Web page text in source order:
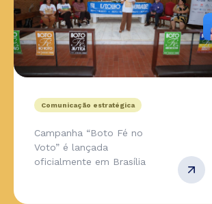
Comunicação estratégica
Campanha “Boto Fé no
Voto” é lançada
oficialmente em Brasília